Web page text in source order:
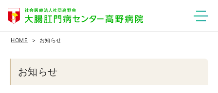
HOME お知らせ
お知らせ